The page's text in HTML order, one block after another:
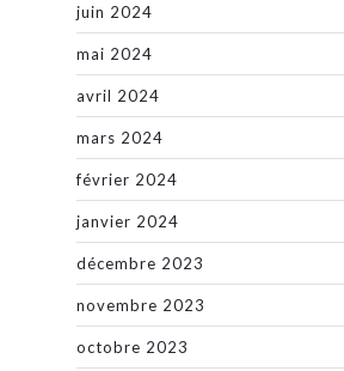
juin 2024
mai 2024
avril 2024
mars 2024
février 2024
janvier 2024
décembre 2023
novembre 2023
octobre 2023